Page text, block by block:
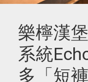
樂檸漢
系統
多「短